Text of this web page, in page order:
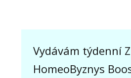
Vydávám týdenní
HomeoByznys